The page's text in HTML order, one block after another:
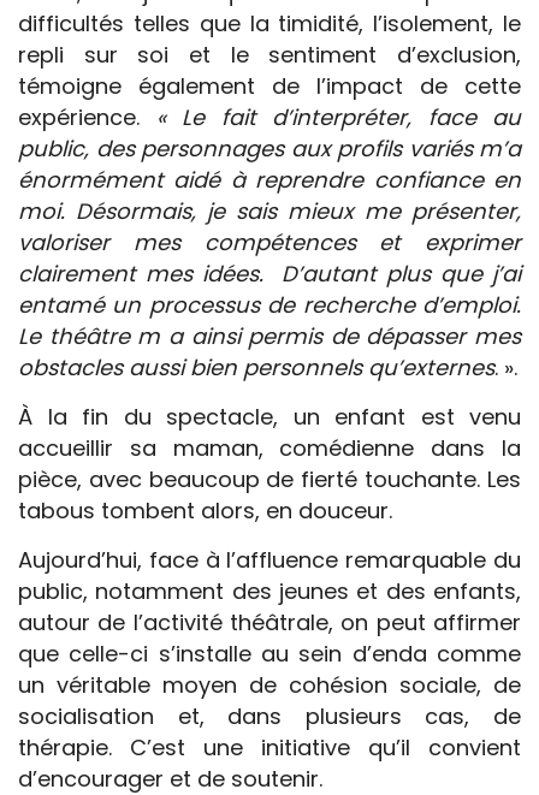
difficultés telles que la timidité, l’isolement, le
repli sur soi et le sentiment d’exclusion,
témoigne également de l’impact de cette
expérience. « Le fait d’interpréter, face au
public, des personnages aux profils variés m’a
énormément aidé à reprendre confiance en
moi. Désormais, je sais mieux me présenter,
valoriser mes compétences et exprimer
clairement mes idées. D’autant plus que j’ai
entamé un processus de recherche d’emploi.
Le théâtre m a ainsi permis de dépasser mes
obstacles aussi bien personnels qu’externes. ».
À la fin du spectacle, un enfant est venu
accueillir sa maman, comédienne dans la
pièce, avec beaucoup de fierté touchante. Les
tabous tombent alors, en douceur.
Aujourd’hui, face à l’affluence remarquable du
public, notamment des jeunes et des enfants,
autour de l’activité théâtrale, on peut affirmer
que celle-ci s’installe au sein d’enda comme
un véritable moyen de cohésion sociale, de
socialisation et, dans plusieurs cas, de
thérapie. C’est une initiative qu’il convient
d’encourager et de soutenir.